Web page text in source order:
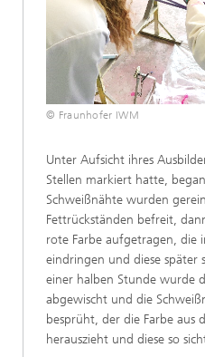
© Fraunhofer IWM
Unter Aufsicht ihres
Stellen markiert hatte,
Schweißnähte wurden
Fettrückständen befreit,
rote Farbe aufgetragen, die
eindringen und diese später
einer halben Stunde wurde
abgewischt und die
besprüht, der die Farbe aus
herauszieht und diese so